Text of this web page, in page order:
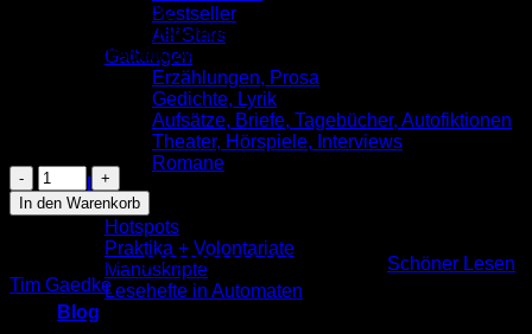
Bestseller
All*Stars
Gattungen
Erzählungen, Prosa
Gedichte, Lyrik
Aufsätze, Briefe, Tagebücher, Autofiktionen
Theater, Hörspiele, Interviews
Romane
Verlag
Wir
Hotspots
Praktika + Volontariate
Manuskripte
Lesehefte in Automaten
Blog
Schöner Lesen 132
Veröffentlicht im Dezember 2013
ISBN: 9783955660246
Tim
Gaedke:
Tesserakt (SL
In den Warenkorb
Artikelnummer:9783955660246 Kategorien: Schöner Lesen
Tim Gaedke